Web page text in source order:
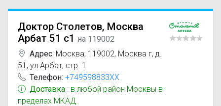
Доктор Столетов, Москва
Арбат 51 с1 на 119002
Адрес: Москва, 119002, Москва г, д.
51, ул Арбат, стр. 1
Телефон: +749598833XX
Доставка : в любой район Москвы в
пределах МКАД